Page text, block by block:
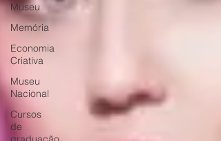
Museu
Memória
Economia
Criativa
Museu
Nacional
Cursos
de